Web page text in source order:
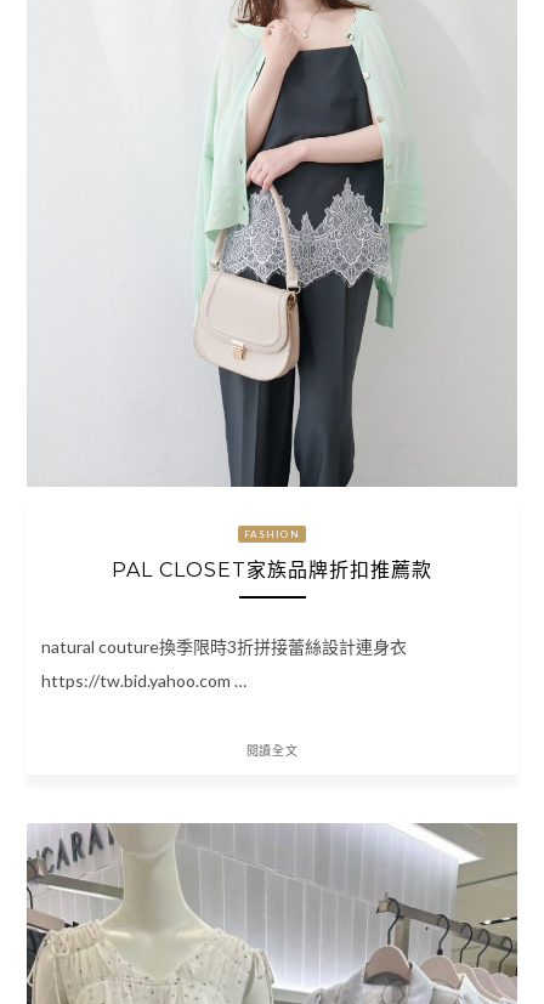
FASHION
PAL CLOSET家族品牌折扣推薦款
natural couture換季限時3折拼接蕾絲設計連身衣
https://tw.bid.yahoo.com …
閱讀全文